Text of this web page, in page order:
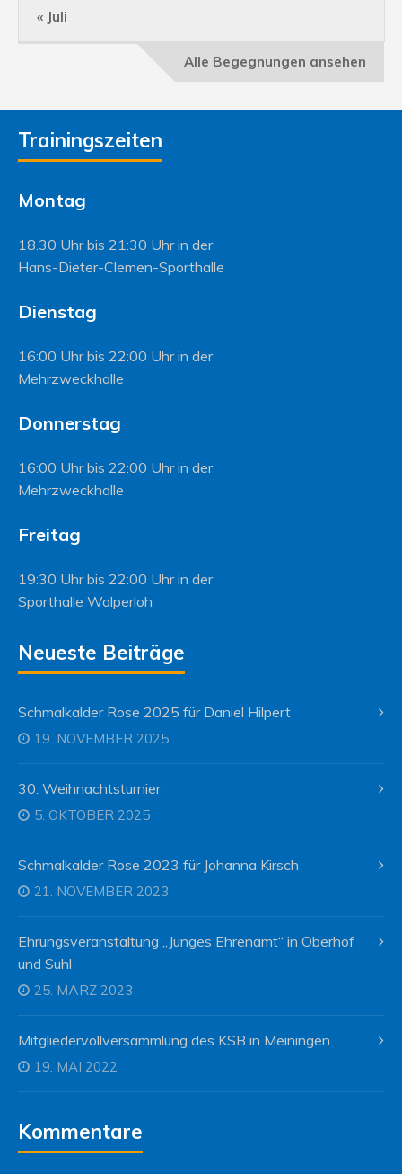
« Juli
Alle Begegnungen ansehen
Trainingszeiten
Montag
18.30 Uhr bis 21:30 Uhr in der
Hans-Dieter-Clemen-Sporthalle
Dienstag
16:00 Uhr bis 22:00 Uhr in der
Mehrzweckhalle
Donnerstag
16:00 Uhr bis 22:00 Uhr in der
Mehrzweckhalle
Freitag
19:30 Uhr bis 22:00 Uhr in der
Sporthalle Walperloh
Neueste Beiträge
Schmalkalder Rose 2025 für Daniel Hilpert
19. NOVEMBER 2025
30. Weihnachtsturnier
5. OKTOBER 2025
Schmalkalder Rose 2023 für Johanna Kirsch
21. NOVEMBER 2023
Ehrungsveranstaltung „Junges Ehrenamt“ in Oberhof
und Suhl
25. MÄRZ 2023
Mitgliedervollversammlung des KSB in Meiningen
19. MAI 2022
Kommentare